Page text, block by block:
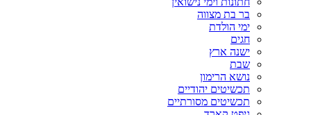
בר בת מצווה
ימי הולדת
חגים
ישנה ארץ
שבת
נושא הרימון
תכשיטים יהודיים
תכשיטים מסורתיים